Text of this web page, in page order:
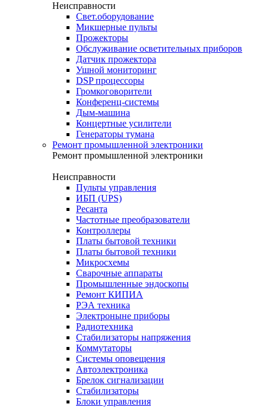
Неисправности
Свет.оборудование
Микшерные пульты
Прожекторы
Обслуживание осветительных приборов
Датчик прожектора
Ушной мониторинг
DSP процессоры
Громкоговорители
Конференц-системы
Дым-машина
Концертные усилители
Генераторы тумана
Ремонт промышленной электроники
Ремонт промышленной электроники
Неисправности
Пульты управления
ИБП (UPS)
Ресанта
Частотные преобразователи
Контроллеры
Платы бытовой техники
Платы бытовой техники
Микросхемы
Сварочные аппараты
Промышленные эндоскопы
Ремонт КИПИА
РЭА техника
Электроныне приборы
Радиотехника
Стабилизаторы напряжения
Коммутаторы
Системы оповещения
Автоэлектроника
Брелок сигнализации
Стабилизаторы
Блоки управления